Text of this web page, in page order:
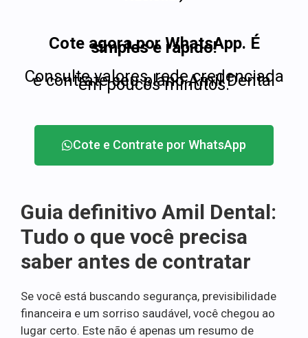
Cote agora por WhatsApp. É
simples e rápido!
Consulte valores, rede credenciada
e contrate seu plano Amil Dental
em poucos minutos.
Cote e Contrate por WhatsApp
Guia definitivo Amil Dental:
Tudo o que você precisa
saber antes de contratar
Se você está buscando segurança, previsibilidade
financeira e um sorriso saudável, você chegou ao
lugar certo. Este não é apenas um resumo de